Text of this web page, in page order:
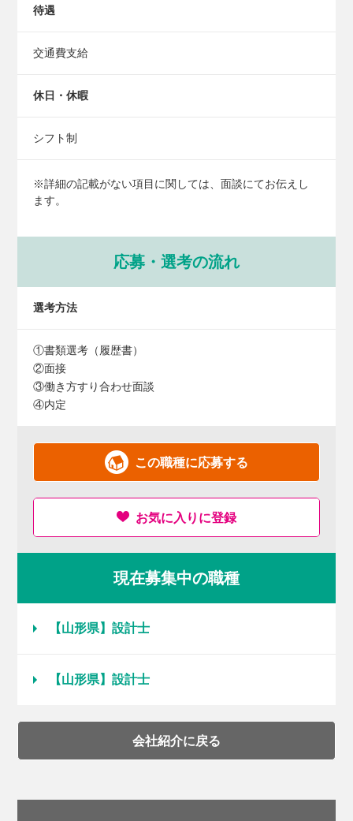
待遇
交通費支給
休日・休暇
シフト制
※詳細の記載がない項目に関しては、面談にてお伝えし
ます。
応募・選考の流れ
選考方法
①書類選考（履歴書）
②面接
③働き方すり合わせ面談
④内定
この職種に応募する
お気に入りに登録
現在募集中の職種
【山形県】設計士
【山形県】設計士
会社紹介に戻る